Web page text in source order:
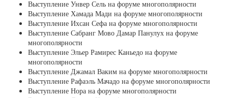
Выступление Унвер Сель на форуме многополярности
Выступление Хамада Мади на форуме многополярности
Выступление Ихсан Сефа на форуме многополярности
Выступление Сабранг Мово Дамар Панулух на форуме
многополярности
Выступление Эльер Рамирес Каньедо на форуме
многополярности
Выступление Джамал Ваким на форуме многополярности
Выступление Рафаэль Мачадо на форуме многополярности
Выступление Нора на форуме многополярности